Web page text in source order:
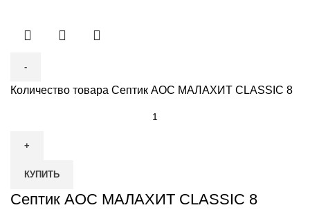
Количество товара Септик АОС МАЛАХИТ CLASSIC 8
КУПИТЬ
Септик АОС МАЛАХИТ CLASSIC 8